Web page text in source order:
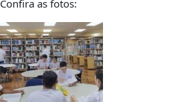
Confira as fotos: